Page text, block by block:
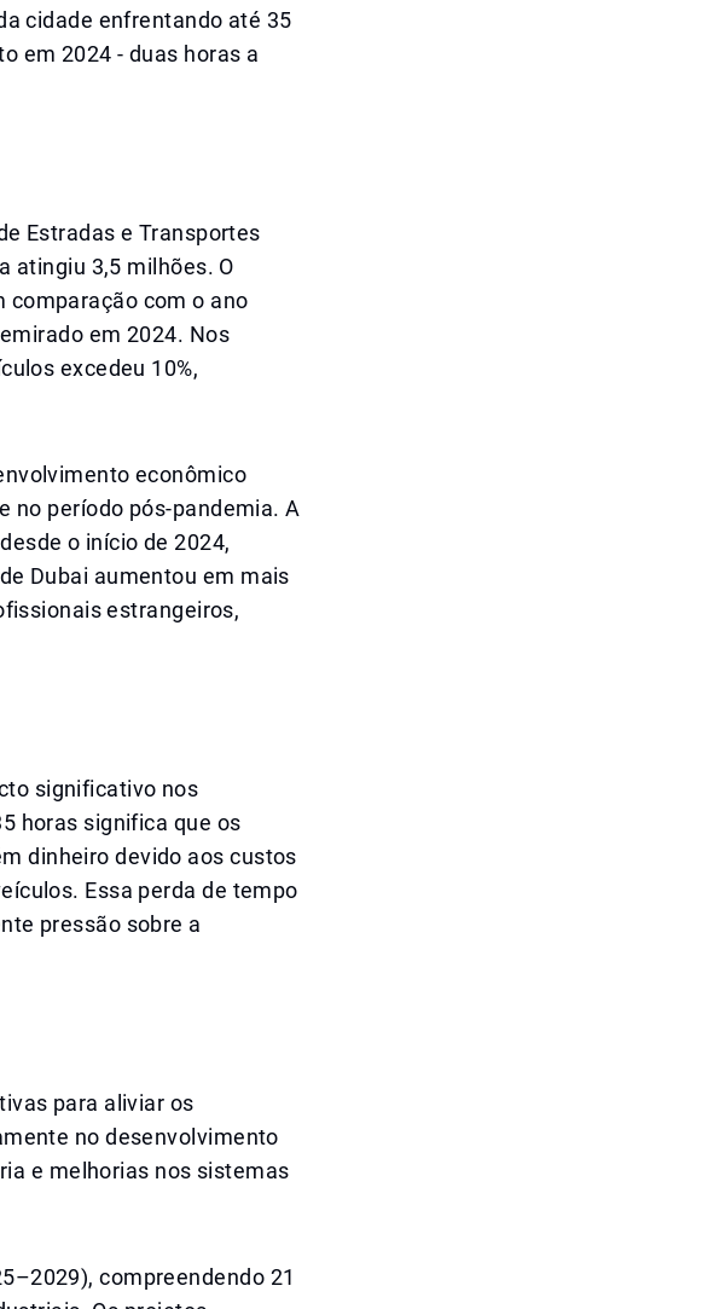
cidade enfrentando até 35
em 2024 - duas horas a
Estradas e Transportes
atingiu 3,5 milhões. O
comparação com o ano
em 2024. Nos
excedeu 10%,
econômico
no período pós-pandemia. A
o início de 2024,
Dubai aumentou em mais
estrangeiros,
significativo nos
horas significa que os
dinheiro devido aos custos
Essa perda de tempo
pressão sobre a
para aliviar os
no desenvolvimento
e melhorias nos sistemas
compreendendo 21